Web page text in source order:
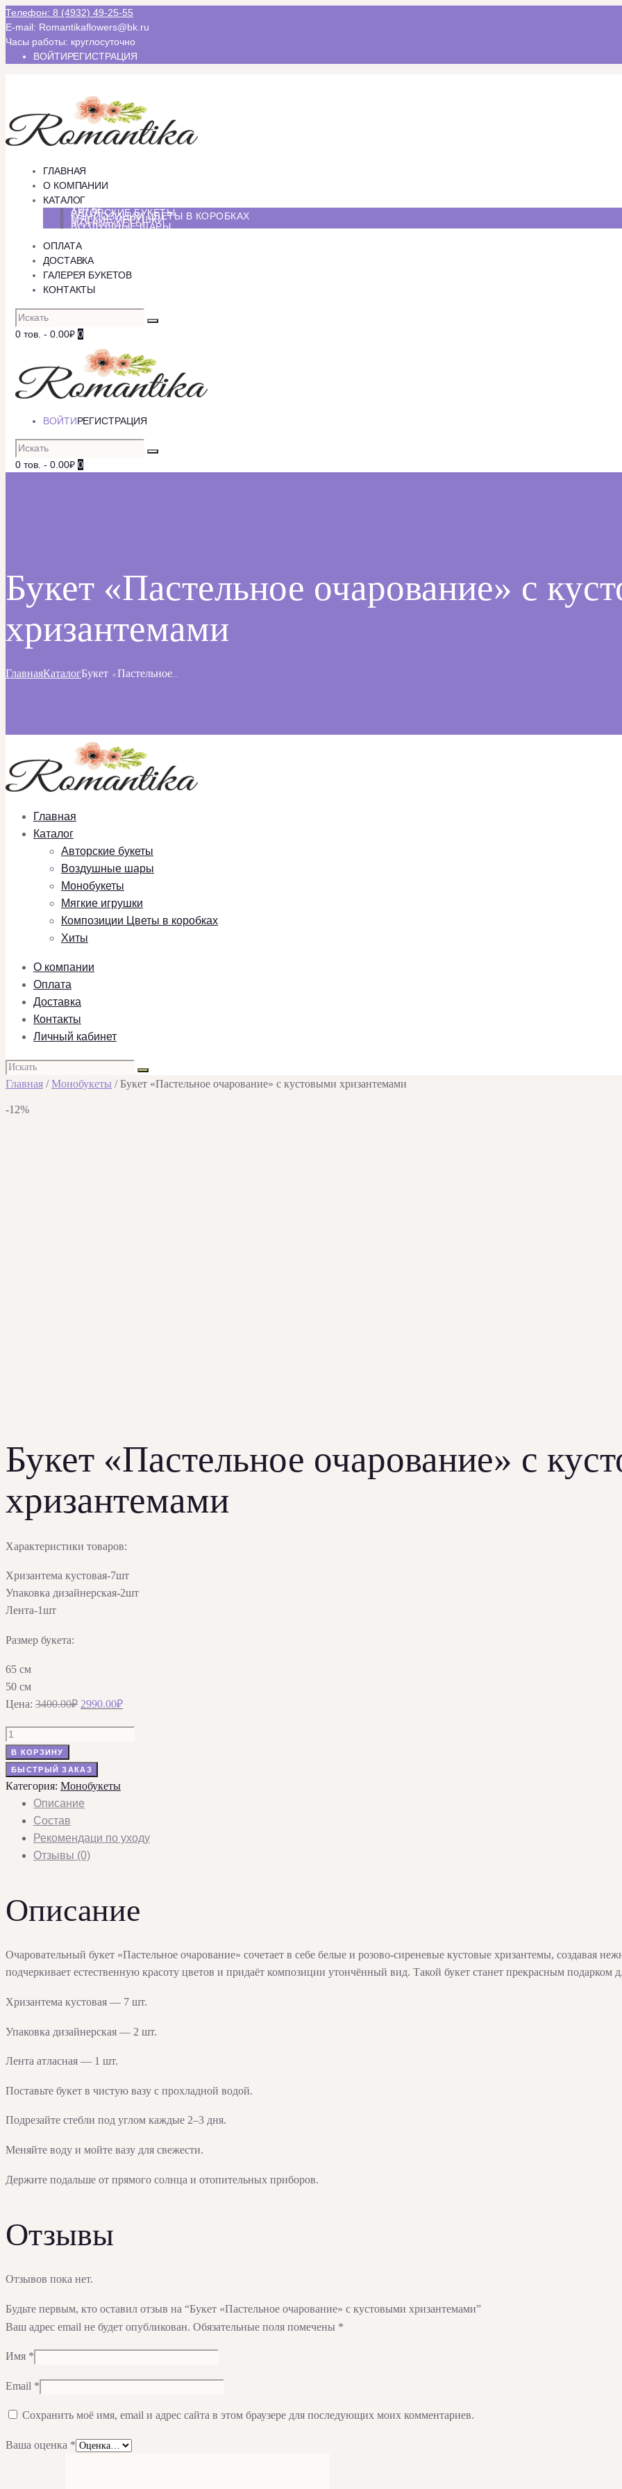
Телефон: 8 (4932) 49-25-55
E-mail: Romantikaflowers@bk.ru
Часы работы: круглосуточно
ВОЙТИРЕГИСТРАЦИЯ
ГЛАВНАЯ
О КОМПАНИИ
КАТАЛОГ
ХИТЫ
АВТОРСКИЕ БУКЕТЫ
КОМПОЗИЦИИ ЦВЕТЫ В КОРОБКАХ
МЯГКИЕ ИГРУШКИ
МОНОБУКЕТЫ
ВОЗДУШНЫЕ ШАРЫ
ОПЛАТА
ДОСТАВКА
ГАЛЕРЕЯ БУКЕТОВ
КОНТАКТЫ
0 тов. - 0.00₽ 0
ВОЙТИРЕГИСТРАЦИЯ
0 тов. - 0.00₽ 0
Букет «Пастельное очарование» с
хризантемами
ГлавнаяКаталогБукет «Пастельное...
Главная
Каталог
Авторские букеты
Воздушные шары
Монобукеты
Мягкие игрушки
Композиции Цветы в коробках
Хиты
О компании
Оплата
Доставка
Контакты
Личный кабинет
Главная /Монобукеты / Букет «Пастельное очарование» с кустовыми хризантемами
-12%
Букет «Пастельное очарование» с
хризантемами
Характеристики товаров:
Хризантема кустовая-7шт
Упаковка дизайнерская-2шт
Лента-1шт
Размер букета:
65 см
50 см
Цена: 3400.00₽ Первоначальная
2990.00₽Текущая
Количество
товара
Букет
«Пастельное
очарование»
кустовыми
хризантемами
В КОРЗИНУ
БЫСТРЫЙ ЗАКАЗ
Категория: Монобукеты
Описание
Состав
Рекомендаци по уходу
Отзывы (0)
Описание
Очаровательный букет «Пастельное очарование» сочетает в себе белые и розово-сиреневые кустовые хризантемы, создавая
подчеркивает естественную красоту цветов и придаёт композиции утончённый вид. Такой букет станет прекрасным подарком
Хризантема кустовая — 7 шт.
Упаковка дизайнерская — 2 шт.
Лента атласная — 1 шт.
Поставьте букет в чистую вазу с прохладной водой.
Подрезайте стебли под углом каждые 2–3 дня.
Меняйте воду и мойте вазу для свежести.
Держите подальше от прямого солнца и отопительных приборов.
Отзывы
Отзывов пока нет.
Будьте первым, кто оставил отзыв на “Букет «Пастельное очарование» с кустовыми хризантемами”
Ваш адрес email не будет опубликован. Обязательные поля помечены *
Имя *
Email *
Сохранить моё имя, email и адрес сайта в этом браузере для последующих моих комментариев.
Ваша оценка *